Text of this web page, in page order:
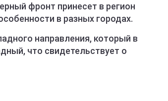
фронт принесет в регион
в разных городах.
направления, который в
что свидетельствует о